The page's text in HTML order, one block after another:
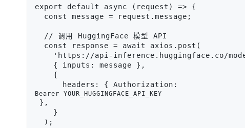
export default async (request) => {
  const message = request.message;
  // 调用 HuggingFace 模型 API
  const response = await axios.post(
'https://api-inference.huggingface.co/
    { inputs: message },
    {
      headers: { Authorization:
Bearer YOUR_HUGGINGFACE_API_KEY
},
    }
  );